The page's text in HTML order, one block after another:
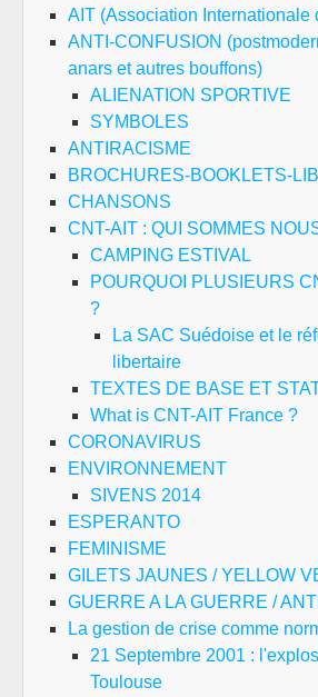
AIT (Association Internationale
ANTI-CONFUSION
anars et autres bouffons)
ALIENATION SPORTIVE
SYMBOLES
ANTIRACISME
BROCHURES-BOOKLETS-
CHANSONS
CNT-AIT : QUI SOMMES
CAMPING ESTIVAL
POURQUOI PLUSIEURS
?
La SAC Suédoise et le
libertaire
TEXTES DE BASE ET
What is CNT-AIT France ?
CORONAVIRUS
ENVIRONNEMENT
SIVENS 2014
ESPERANTO
FEMINISME
GILETS JAUNES / YELLOW
GUERRE A LA GUERRE /
La gestion de crise comme
21 Septembre 2001 :
Toulouse